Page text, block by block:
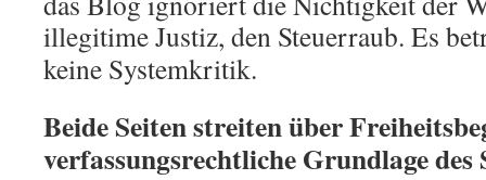
illegitime Justiz, den Steuerraub. Es
keine Systemkritik.
Beide Seiten streiten über
verfassungsrechtliche Grundlage des